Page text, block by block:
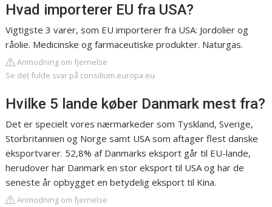
Hvad importerer EU fra USA?
Vigtigste 3 varer, som EU importerer fra USA: Jordolier og
råolie. Medicinske og farmaceutiske produkter. Naturgas.
Anmodning om fjernelse
Se det fulde svar på consilium.europa.eu
Hvilke 5 lande køber Danmark mest fra?
Det er specielt vores nærmarkeder som Tyskland, Sverige,
Storbritannien og Norge samt USA som aftager flest danske
eksportvarer. 52,8% af Danmarks eksport går til EU-lande,
herudover har Danmark en stor eksport til USA og har de
seneste år opbygget en betydelig eksport til Kina.
Anmodning om fjernelse